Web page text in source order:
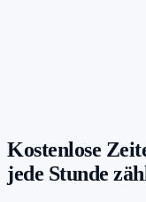
Kostenlose
jede Stunde